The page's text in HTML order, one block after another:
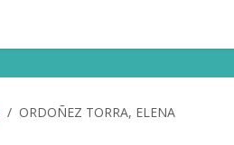
ORDOÑEZ TORRA, ELENA